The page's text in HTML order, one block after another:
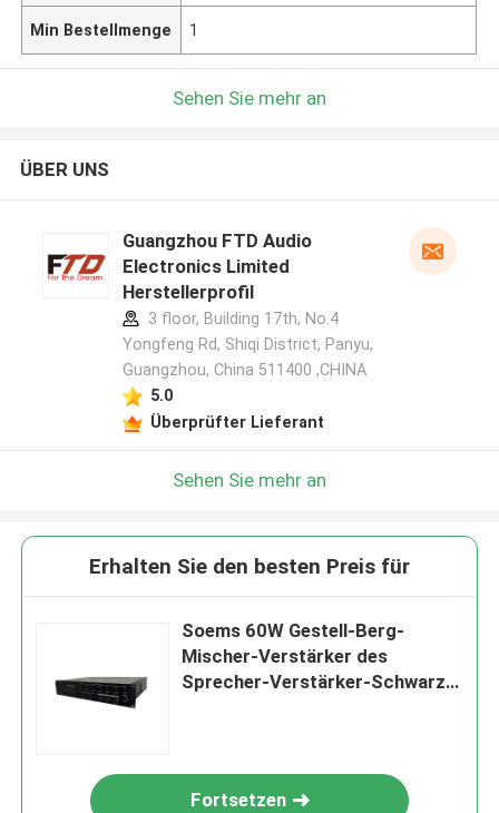
Min Bestellmenge 1
Sehen Sie mehr an
ÜBER UNS
Guangzhou FTD Audio
Electronics Limited
Herstellerprofil
3 floor, Building 17th, No.4
Yongfeng Rd, Shiqi District, Panyu,
Guangzhou, China 511400 ,CHINA
5.0
Überprüfter Lieferant
Sehen Sie mehr an
Erhalten Sie den besten Preis für
Soems 60W Gestell-Berg-
Mischer-Verstärker des
Sprecher-Verstärker-Schwarz-
Fortsetzen